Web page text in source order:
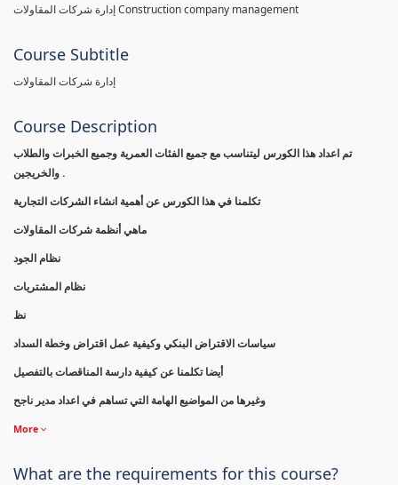
إدارة شركات المقاولات Construction company management
Course Subtitle
إدارة شركات المقاولات
Course Description
تم اعداد هذا الكورس ليتناسب مع جميع الفئات العمرية وجميع الخبرات والطلاب
والخريجين .
تكلمنا في هذا الكورس عن أهمية انشاء الشركات التجارية
ماهي أنظمة شركات المقاولات
نظام الجود
نظام المشتريات
نظ
سياسات الاقتراض البنكي وكيفية عمل اقتراض وخطة السداد
وغيرها من المواضيع الهامة التي تساهم في اعداد مدير ناجح
More
What are the requirements for this course?